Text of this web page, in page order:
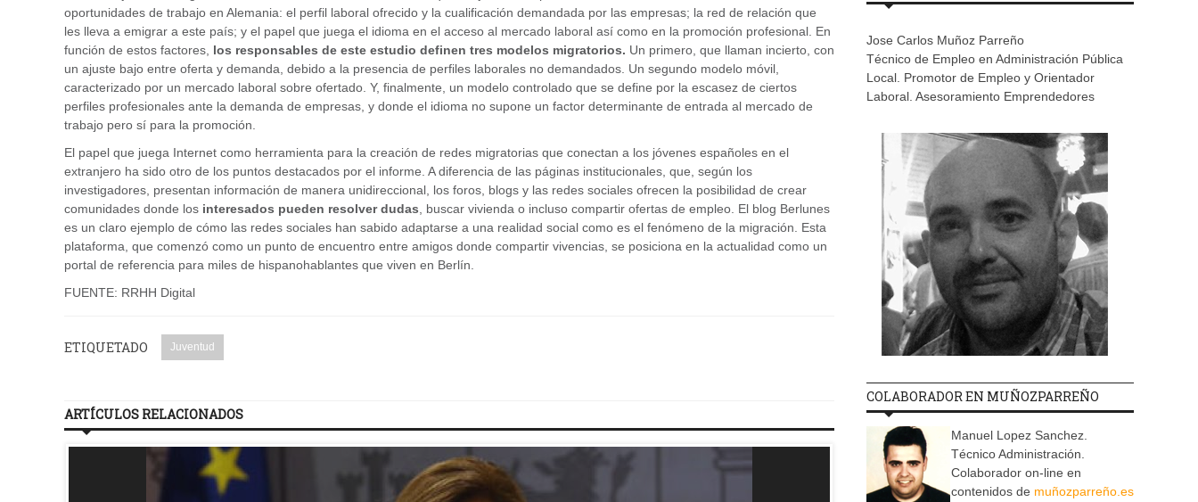
oportunidades de trabajo en Alemania: el perfil laboral ofrecido y la cualificación demandada por las empresas; la red de relación que
les lleva a emigrar a este país; y el papel que juega el idioma en el acceso al mercado laboral así como en la promoción profesional. En
función de estos factores, los responsables de este estudio definen tres modelos migratorios. Un primero, que llaman incierto, con
un ajuste bajo entre oferta y demanda, debido a la presencia de perfiles laborales no demandados. Un segundo modelo móvil,
caracterizado por un mercado laboral sobre ofertado. Y, finalmente, un modelo controlado que se define por la escasez de ciertos
perfiles profesionales ante la demanda de empresas, y donde el idioma no supone un factor determinante de entrada al mercado de
trabajo pero sí para la promoción.
El papel que juega Internet como herramienta para la creación de redes migratorias que conectan a los jóvenes españoles en el
extranjero ha sido otro de los puntos destacados por el informe. A diferencia de las páginas institucionales, que, según los
investigadores, presentan información de manera unidireccional, los foros, blogs y las redes sociales ofrecen la posibilidad de crear
comunidades donde los interesados pueden resolver dudas, buscar vivienda o incluso compartir ofertas de empleo. El blog Berlunes
es un claro ejemplo de cómo las redes sociales han sabido adaptarse a una realidad social como es el fenómeno de la migración. Esta
plataforma, que comenzó como un punto de encuentro entre amigos donde compartir vivencias, se posiciona en la actualidad como un
portal de referencia para miles de hispanohablantes que viven en Berlín.
FUENTE: RRHH Digital
ETIQUETADO Juventud
ARTÍCULOS RELACIONADOS
Jose Carlos Muñoz Parreño
Técnico de Empleo en Administración Pública
Local. Promotor de Empleo y Orientador
Laboral. Asesoramiento Emprendedores
COLABORADOR EN MUÑOZPARREÑO
Manuel Lopez Sanchez.
Técnico Administración.
Colaborador on-line en
contenidos de muñozparreño.es